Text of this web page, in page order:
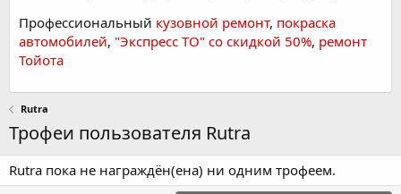
Профессиональный кузовной ремонт, покраска
автомобилей, "Экспресс ТО" со скидкой 50%, ремонт
Тойота
Rutra
Трофеи пользователя Rutra
Rutra пока не награждён(ена) ни одним трофеем.